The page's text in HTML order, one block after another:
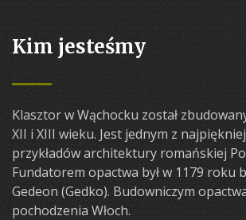
Kim jesteśmy
Klasztor w Wąchocku został
XII i XIII wieku. Jest jednym z
przykładów architektury romańskiej
Fundatorem opactwa był w 1179 roku
Gedeon (Gedko). Budowniczym
pochodzenia Włoch.